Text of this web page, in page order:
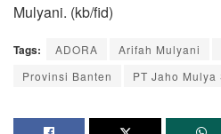
Mulyani. (kb/fid)
Tags: ADORA Arifah Mulyani
Provinsi Banten
PT Jaho Mulya